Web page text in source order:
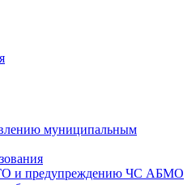
муниципальным
и предупреждению ЧС АБМО